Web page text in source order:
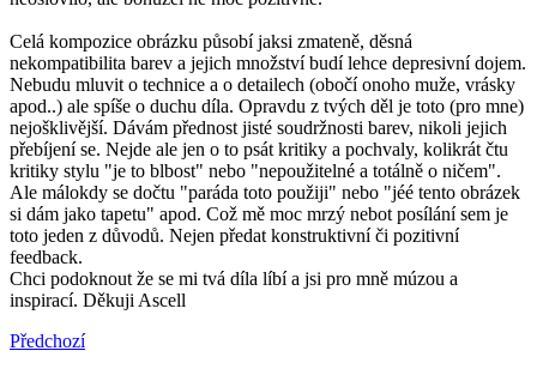
Celá kompozice obrázku působí jaksi zmateně, děsná
nekompatibilita barev a jejich množství budí lehce depresivní dojem.
Nebudu mluvit o technice a o detailech (obočí onoho muže, vrásky
apod..) ale spíše o duchu díla. Opravdu z tvých děl je toto (pro mne)
nejošklivější. Dávám přednost jisté soudržnosti barev, nikoli jejich
přebíjení se. Nejde ale jen o to psát kritiky a pochvaly, kolikrát čtu
kritiky stylu "je to blbost" nebo "nepoužitelné a totálně o ničem".
Ale málokdy se dočtu "paráda toto použiji" nebo "jéé tento obrázek
si dám jako tapetu" apod. Což mě moc mrzý nebot posílání sem je
toto jeden z důvodů. Nejen předat konstruktivní či pozitivní
feedback.
Chci podoknout že se mi tvá díla líbí a jsi pro mně múzou a
inspirací. Děkuji Ascell
Předchozí